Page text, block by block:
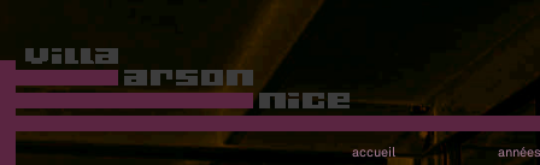
accueil années